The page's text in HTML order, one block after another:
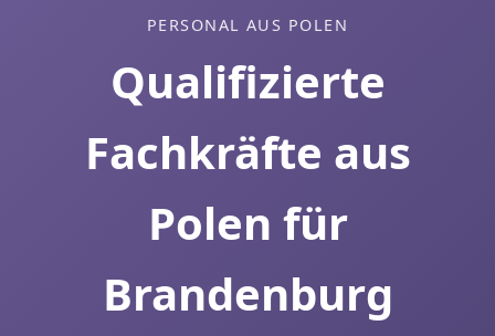
PERSONAL AUS POLEN
Qualifizierte
Fachkräfte aus
Polen für
Brandenburg